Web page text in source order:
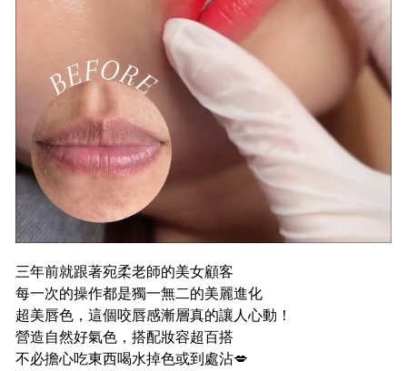
三年前就跟著宛柔老師的美女顧客
每一次的操作都是獨一無二的美麗進化
超美唇色，這個咬唇感漸層真的讓人心動！
營造自然好氣色，搭配妝容超百搭
不必擔心吃東西喝水掉色或到處沾💋